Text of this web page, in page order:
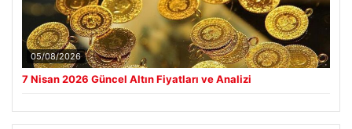
05/08/2026
7 Nisan 2026 Güncel Altın Fiyatları ve Analizi